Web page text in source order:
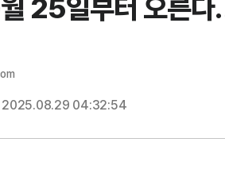
월 25일부터 오
2025.08.29 04:32:54